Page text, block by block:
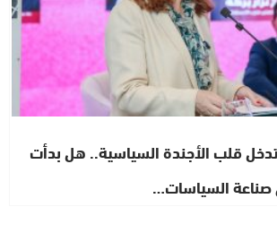
تدخل قلب الأجندة السياسية.. هل بدأت
السياسات…